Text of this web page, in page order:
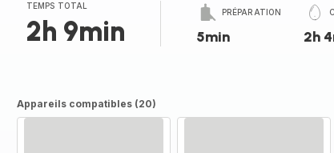
TEMPS TOTAL
2h 9min
PRÉPARATION
5min 2h
Appareils compatibles (20)